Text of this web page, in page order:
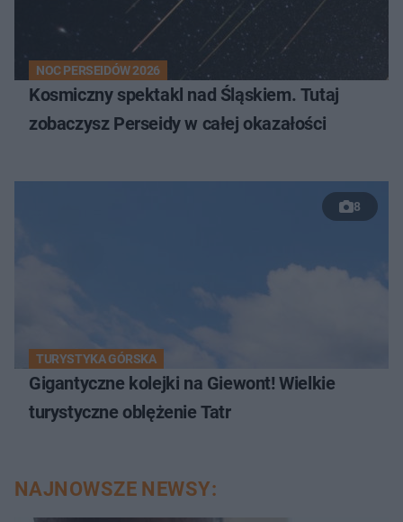
NOC PERSEIDÓW 2026
Kosmiczny spektakl nad Śląskiem. Tutaj
zobaczysz Perseidy w całej okazałości
8
TURYSTYKA GÓRSKA
Gigantyczne kolejki na Giewont! Wielkie
turystyczne oblężenie Tatr
NAJNOWSZE NEWSY: